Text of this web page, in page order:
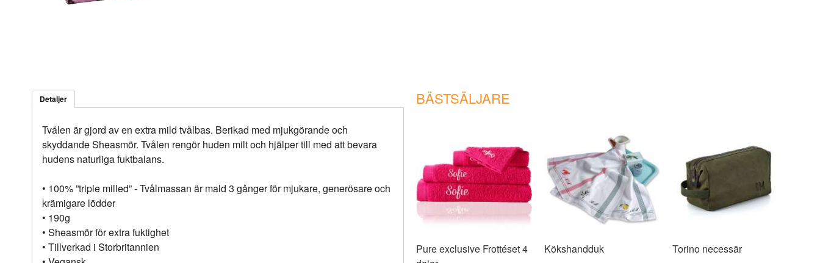
Detaljer
Tvålen är gjord av en extra mild tvålbas. Berikad med mjukgörande och
skyddande Sheasmör. Tvålen rengör huden milt och hjälper till med att bevara
hudens naturliga fuktbalans.
• 100% ”triple milled” - Tvålmassan är mald 3 gånger för mjukare, generösare och
krämigare lödder
• 190g
• Sheasmör för extra fuktighet
• Tillverkad i Storbritannien
BÄSTSÄLJARE
Pure exclusive Frottéset 4
Kökshandduk Torino necessär